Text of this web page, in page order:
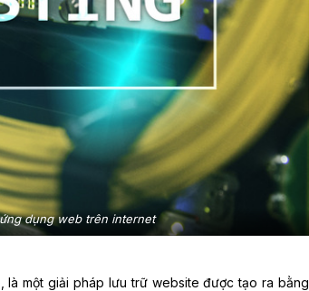
dụng web trên internet
, là một giải pháp lưu trữ website được tạo ra bằng